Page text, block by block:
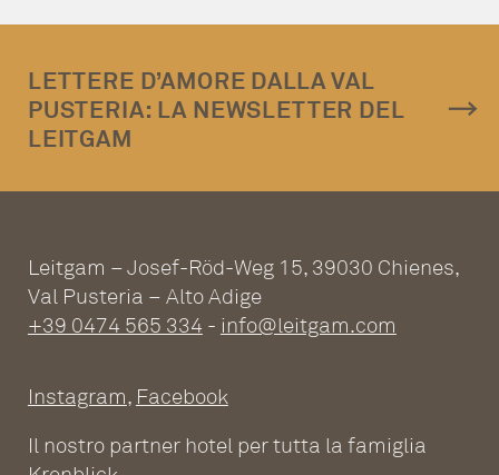
LETTERE D’AMORE DALLA VAL
PUSTERIA: LA NEWSLETTER DEL
LEITGAM
Leitgam – Josef-Röd-Weg 15, 39030 Chienes,
Val Pusteria – Alto Adige
+39 0474 565 334 - info@leitgam.com
Instagram, Facebook
Il nostro partner hotel per tutta la famiglia